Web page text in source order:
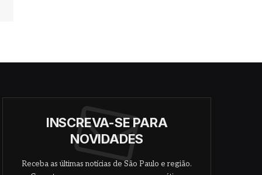
INSCREVA-SE PARA
NOVIDADES
Receba as últimas notícias de São Paulo e região.